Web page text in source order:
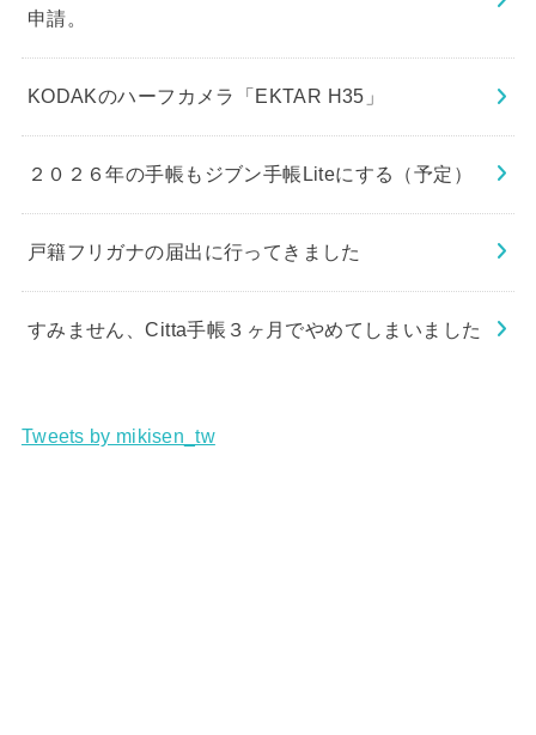
申請。
KODAKのハーフカメラ「EKTAR H35」
２０２６年の手帳もジブン手帳Liteにする（予定）
戸籍フリガナの届出に行ってきました
すみません、Citta手帳３ヶ月でやめてしまいました
Tweets by mikisen_tw